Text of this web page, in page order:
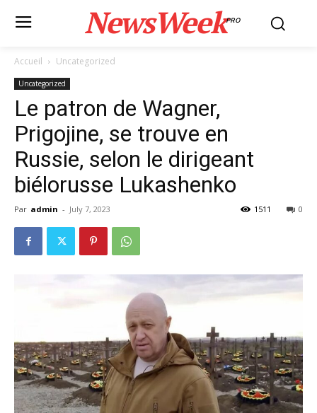
NewsWeekPRO
Accueil Uncategorized
Uncategorized
Le patron de Wagner,
Prigojine, se trouve en
Russie, selon le dirigeant
biélorusse Lukashenko
Par admin - July 7, 2023 0
1511